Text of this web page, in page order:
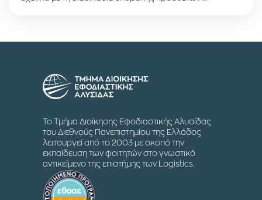
Το Τμήμα Διοίκησης Εφοδιαστικής Αλυσίδας
του Διεθνούς Πανεπιστημίου της Ελλάδος
λειτουργεί από το 2003 με σκοπό την
εκπαίδευση των φοιτητών στο γνωστικό
αντικείμενο της επιστήμης των Logistics.